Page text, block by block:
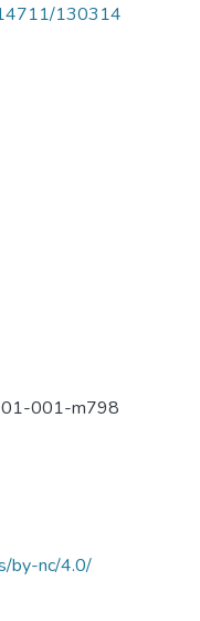
130314
001-m798
by-nc/4.0/